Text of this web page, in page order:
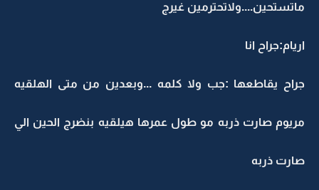
ماتستحين....ولاتحترمين غيرج
اريام:جراح انا
جراح يقاطعها :جب ولا كلمه ...وبعدين من متى الهلقيه
مريوم صارت ذربه مو طول عمرها هيلقيه بنضرج الحين الي
صارت ذربه